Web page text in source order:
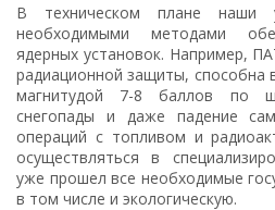
В техническом плане наши
необходимыми методами
ядерных установок. Например,
радиационной защиты, способна
магнитудой 7-8 баллов по
снегопады и даже падение
операций с топливом и
осуществляться в
уже прошел все необходимые
в том числе и экологическую.